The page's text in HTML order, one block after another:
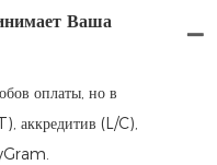
Ваша
оплаты, но в
аккредитив (L/C),